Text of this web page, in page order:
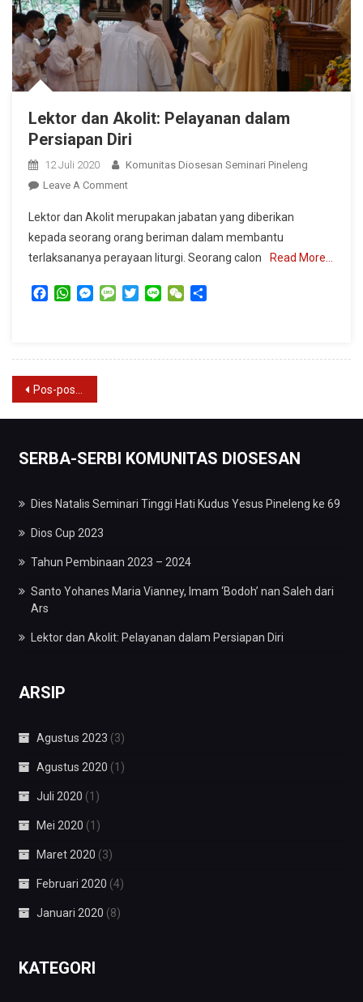
Lektor dan Akolit: Pelayanan dalam
Persiapan Diri
12 Juli 2020
Komunitas Diosesan Seminari Pineleng
Leave A CommentOn
Dan
Akolit:
Pelayanan
Persiapan
Lektor dan Akolit merupakan jabatan yang diberikan
kepada seorang orang beriman dalam membantu
terlaksananya perayaan liturgi. Seorang calon
Read More…
FacebookWhatsApp
Messenger
Message
Twitter
Line WeChat
Navigasi
pos
Pos-pos lama
SERBA-SERBI KOMUNITAS DIOSESAN
Dies Natalis Seminari Tinggi Hati Kudus Yesus Pineleng ke 69
Dios Cup 2023
Tahun Pembinaan 2023 – 2024
Santo Yohanes Maria Vianney, Imam ‘Bodoh’ nan Saleh dari
Ars
Lektor dan Akolit: Pelayanan dalam Persiapan Diri
ARSIP
Agustus 2023 (3)
Agustus 2020 (1)
Juli 2020 (1)
Mei 2020 (1)
Maret 2020 (3)
Februari 2020 (4)
Januari 2020 (8)
KATEGORI